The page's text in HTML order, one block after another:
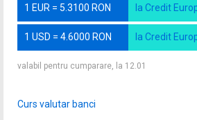
1 EUR = 5.3100 RON la Credit
1 USD = 4.6000 RON la Credit
valabil pentru cumparare, la 12.01
Curs valutar banci